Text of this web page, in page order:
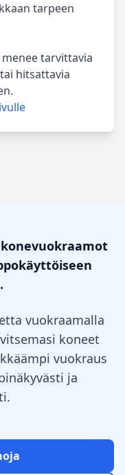
tarpeen
tarvittavia
hitsattavia
vuokraamalla
koneet
vuokraus
ja